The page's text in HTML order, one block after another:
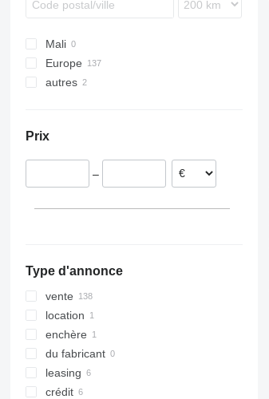
Mali
Europe
Allemagne
Roumanie
République tchèque
autres
Prix
–
Type d'annonce
vente
location
enchère
du fabricant
leasing
crédit